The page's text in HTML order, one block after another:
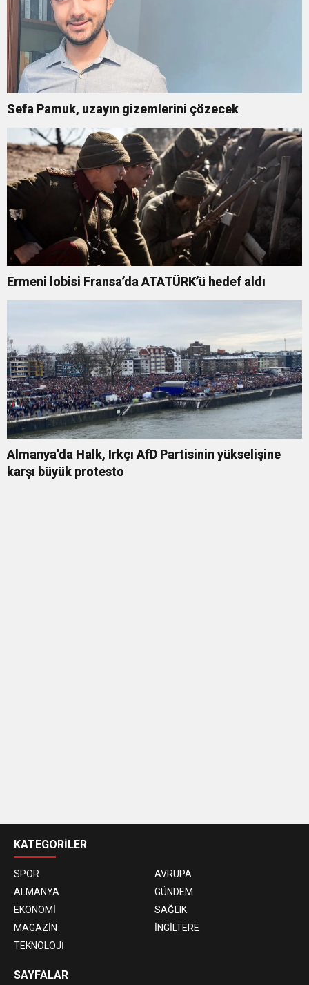
Sefa Pamuk, uzayın gizemlerini çözecek
Ermeni lobisi Fransa’da ATATÜRK’ü hedef aldı
Almanya’da Halk, Irkçı AfD Partisinin yükselişine
karşı büyük protesto
siteleri
KATEGORİLER
SPOR
AVRUPA
ALMANYA
GÜNDEM
EKONOMİ
SAĞLIK
MAGAZİN
İNGİLTERE
TEKNOLOJİ
SAYFALAR